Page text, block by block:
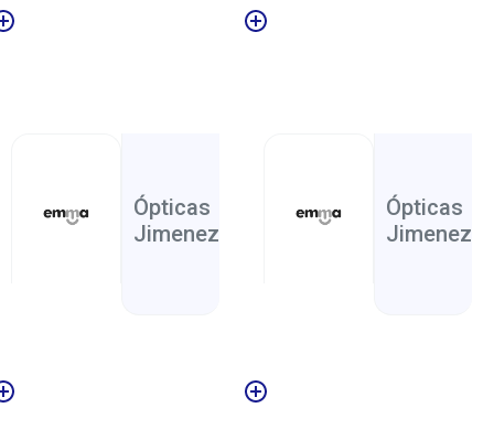
Ópticas
Jimenez Icoya
Ópticas
Jimenez